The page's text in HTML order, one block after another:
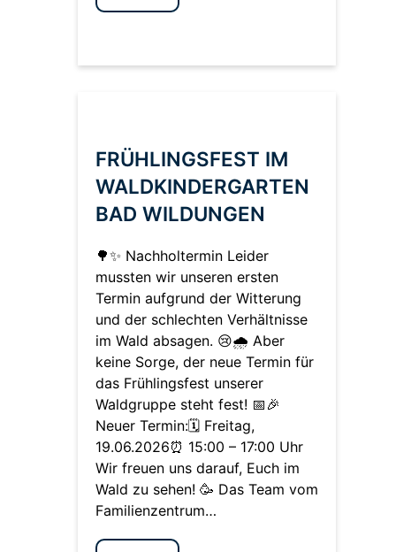
FRÜHLINGSFEST IM
WALDKINDERGARTEN
BAD WILDUNGEN
🌳✨ Nachholtermin Leider
mussten wir unseren ersten
Termin aufgrund der Witterung
und der schlechten Verhältnisse
im Wald absagen. 😢🌧️ Aber
keine Sorge, der neue Termin für
das Frühlingsfest unserer
Waldgruppe steht fest! 📅🎉
Neuer Termin:🗓️ Freitag,
19.06.2026⏰ 15:00 – 17:00 Uhr
Wir freuen uns darauf, Euch im
Wald zu sehen! 🥳 Das Team vom
Familienzentrum…